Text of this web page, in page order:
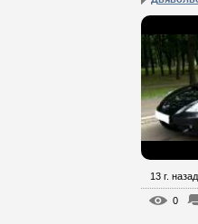
13 г. назад
0